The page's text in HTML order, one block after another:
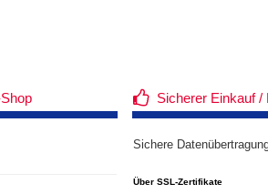
Sicherer Einkauf /
Sichere
Über SSL-Zertifikate